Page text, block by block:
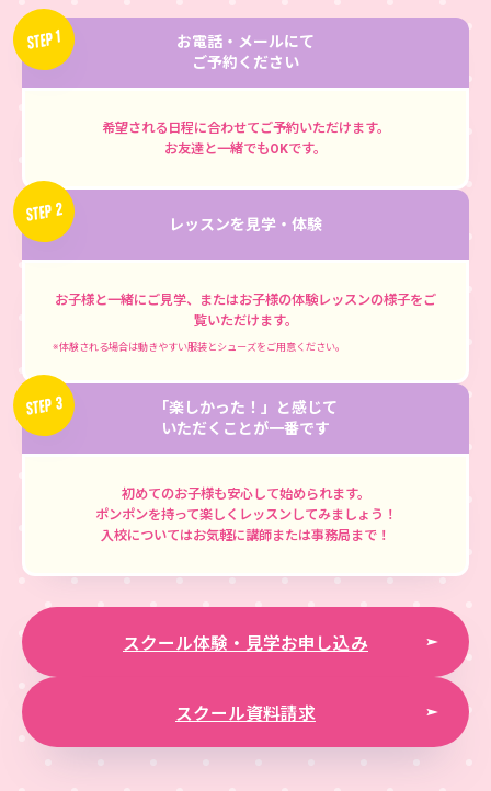
STEP 1
お電話・メールにて
ご予約ください
希望される日程に合わせてご予約いただけます。
お友達と一緒でもOKです。
STEP 2 レッスンを見学・体験
お子様と一緒にご見学、またはお子様の体験レッスンの様子をご
覧いただけます。
※体験される場合は動きやすい服装とシューズをご用意ください。
STEP 3
「楽しかった！」と感じて
いただくことが一番です
初めてのお子様も安心して始められます。
ポンポンを持って楽しくレッスンしてみましょう！
入校についてはお気軽に講師または事務局まで！
スクール体験・見学お申し込み
スクール資料請求